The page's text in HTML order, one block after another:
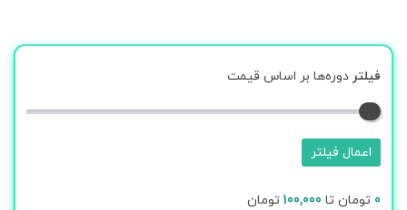
فیلتر دوره‌ها بر اساس قیمت
اعمال فیلتر
0 تومان تا 100,000 تومان